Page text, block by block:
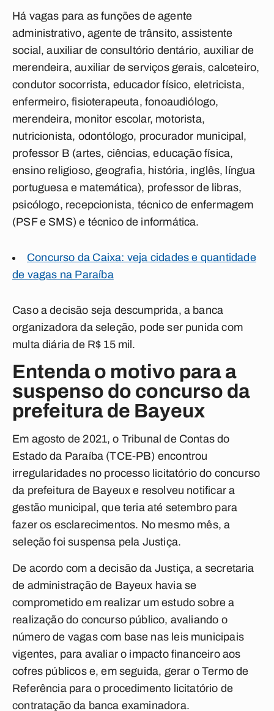
Há vagas para as funções de agente
administrativo, agente de trânsito, assistente
social, auxiliar de consultório dentário, auxiliar de
merendeira, auxiliar de serviços gerais, calceteiro,
condutor socorrista, educador físico, eletricista,
enfermeiro, fisioterapeuta, fonoaudiólogo,
merendeira, monitor escolar, motorista,
nutricionista, odontólogo, procurador municipal,
professor B (artes, ciências, educação física,
ensino religioso, geografia, história, inglês, língua
portuguesa e matemática), professor de libras,
psicólogo, recepcionista, técnico de enfermagem
(PSF e SMS) e técnico de informática.
Concurso da Caixa: veja cidades e quantidade
de vagas na Paraíba
Caso a decisão seja descumprida, a banca
organizadora da seleção, pode ser punida com
multa diária de R$ 15 mil.
Entenda o motivo para a
suspenso do concurso da
prefeitura de Bayeux
Em agosto de 2021, o Tribunal de Contas do
Estado da Paraíba (TCE-PB) encontrou
irregularidades no processo licitatório do concurso
da prefeitura de Bayeux e resolveu notificar a
gestão municipal, que teria até setembro para
fazer os esclarecimentos. No mesmo mês, a
seleção foi suspensa pela Justiça.
De acordo com a decisão da Justiça, a secretaria
de administração de Bayeux havia se
comprometido em realizar um estudo sobre a
realização do concurso público, avaliando o
número de vagas com base nas leis municipais
vigentes, para avaliar o impacto financeiro aos
cofres públicos e, em seguida, gerar o Termo de
Referência para o procedimento licitatório de
contratação da banca examinadora.